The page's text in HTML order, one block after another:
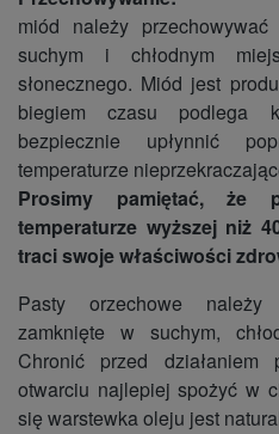
miód należy
suchym i chłodnym
słonecznego. Miód jest
biegiem czasu podlega
bezpiecznie upłynnić
temperaturze
Prosimy pamiętać, że
temperaturze wyższej niż
traci swoje właściwości
Pasty orzechowe należy
zamknięte w suchym,
Chronić przed działaniem
otwarciu najlepiej spożyć w
się warstewka oleju jest